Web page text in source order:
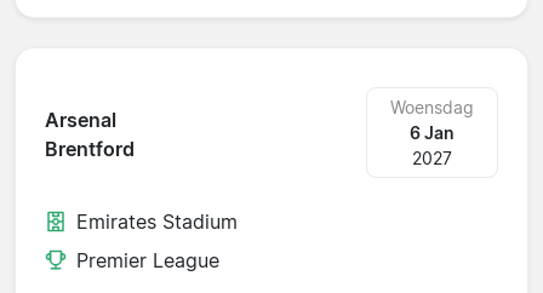
Arsenal
Brentford
Woensdag
6 Jan
2027
Emirates Stadium
Premier League